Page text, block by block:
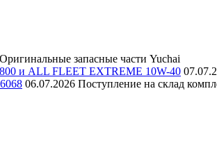
Оригинальные запасные части Yuchai
и ALL FLEET EXTREME 10W-40
06.07.2026 Поступление на склад